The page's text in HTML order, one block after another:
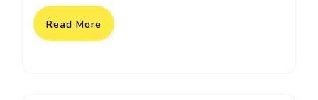
Read More